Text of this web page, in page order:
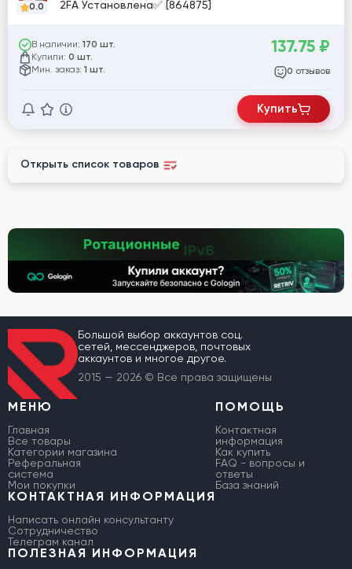
0.0
2FA Установлена✅ [864875]
В наличии: 170 шт.
Купили: 0 шт.
Мин. заказ: 1 шт.
137.75 ₽
0 отзывов
Купить
Открыть список товаров
Большой выбор аккаунтов соц.
сетей, мессенджеров, почтовых
аккаунтов и многое другое.
2015 — 2026 © Все права защищены
МЕНЮ
Главная
Все товары
Категории магазина
Реферальная
система
Мои покупки
ПОМОЩЬ
Контактная
информация
Как купить
FAQ - вопросы и
ответы
База знаний
КОНТАКТНАЯ ИНФОРМАЦИЯ
Написать онлайн консультанту
Сотрудничество
Телеграм канал
ПОЛЕЗНАЯ ИНФОРМАЦИЯ